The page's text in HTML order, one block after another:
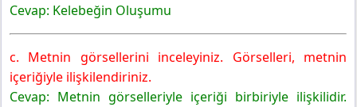
Cevap: Kelebeğin Oluşumu
c. Metnin görsellerini inceleyiniz. Görselleri, metnin
içeriğiyle ilişkilendiriniz.
Cevap: Metnin görselleriyle içeriği birbiriyle ilişkilidir.